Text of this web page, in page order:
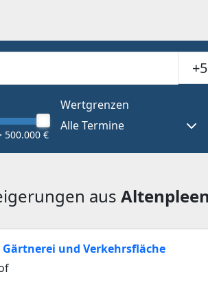
500.000 €
Wertgrenzen
Alle Termine
aus
Gärtnerei und Verkehrsfläche